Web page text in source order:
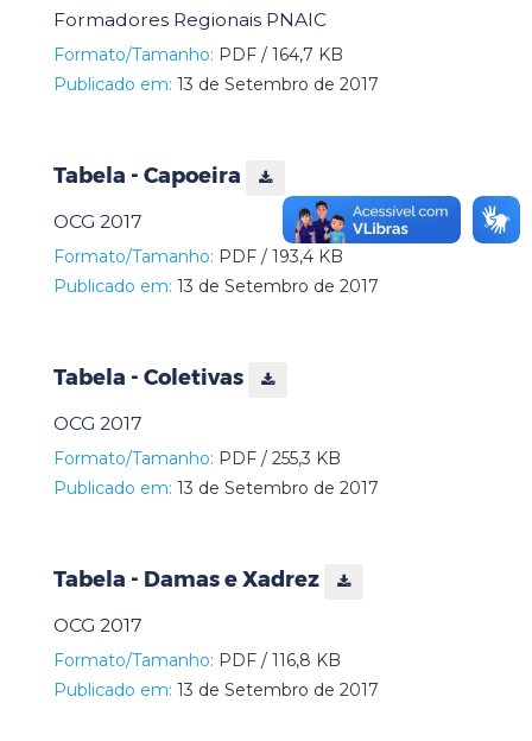
Formadores Regionais PNAIC
Formato/Tamanho: PDF / 164,7 KB
Publicado em: 13 de Setembro de 2017
Tabela - Capoeira
OCG 2017
Formato/Tamanho: PDF / 193,4 KB
Publicado em: 13 de Setembro de 2017
Tabela - Coletivas
OCG 2017
Formato/Tamanho: PDF / 255,3 KB
Publicado em: 13 de Setembro de 2017
Tabela - Damas e Xadrez
OCG 2017
Formato/Tamanho: PDF / 116,8 KB
Publicado em: 13 de Setembro de 2017